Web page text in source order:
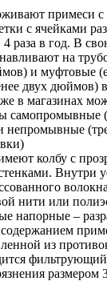
примеси
с ячейками
раза в год. В
на
и муфтовые
двух дюймов)
в магазинах
самопромывные
непромывные
колбу с
Внутри
нити или
напорные –
из
размером